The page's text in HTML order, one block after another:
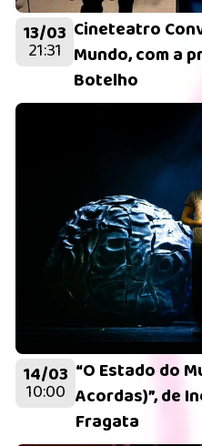
13/03
21:31
Cineteatro
Mundo, com a
Botelho
14/03
10:00
“O Estado do
Acordas)”, de
Fragata